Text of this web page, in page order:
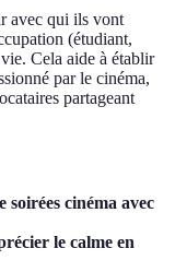
avec qui ils vont
(étudiant,
Cela aide à établir
par le cinéma,
partageant
cinéma avec
le calme en